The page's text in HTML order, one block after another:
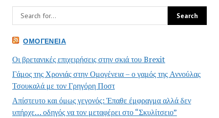
ΟΜΟΓΈΝΕΙΑ
Οι βρετανικές επιχειρήσεις στην σκιά του Brexit
Γάμος της Χρονιάς στην Ομογένεια – ο γαμός της Αννούλας
Τσουκαλά με τον Γρηγόρη Ποστ
Απίστευτο και όμως γεγονός: Έπαθε έμφραγμα αλλά δεν
υπήρχε… οδηγός να τον μεταφέρει στο “Σκυλίτσειο”